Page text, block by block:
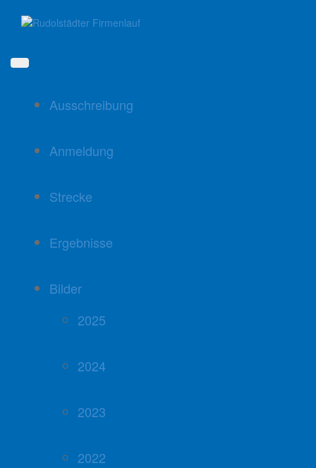
Ausschreibung
Anmeldung
Strecke
Ergebnisse
Bilder
2025
2024
2023
2022